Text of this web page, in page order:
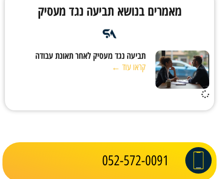
מאמרים בנושא תביעה נגד מעסיק
תביעה נגד מעסיק לאחר תאונת עבודה
קראו עוד ←
052-572-0091